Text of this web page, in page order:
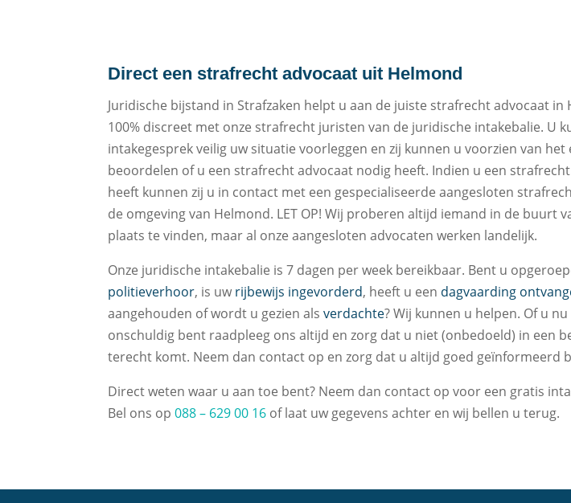
Direct een strafrecht advocaat uit Helmond
Juridische bijstand in Strafzaken helpt u aan de juiste strafrecht advocaat in
100% discreet met onze strafrecht juristen van de juridische intakebalie. U
intakegesprek veilig uw situatie voorleggen en zij kunnen u voorzien van het
beoordelen of u een strafrecht advocaat nodig heeft. Indien u een
heeft kunnen zij u in contact met een gespecialiseerde aangesloten
de omgeving van Helmond. LET OP! Wij proberen altijd iemand in de buurt
plaats te vinden, maar al onze aangesloten advocaten werken landelijk.
Onze juridische intakebalie is 7 dagen per week bereikbaar. Bent u
politieverhoor, is uw rijbewijs ingevorderd, heeft u een dagvaarding
aangehouden of wordt u gezien alsverdachte? Wij kunnen u helpen. Of u
onschuldig bent raadpleeg ons altijd en zorg dat u niet (onbedoeld) in een
terecht komt. Neem dan contact op en zorg dat u altijd goed geïnformeerd
Direct weten waar u aan toe bent? Neem dan contact op voor een gratis
Bel ons op088 – 629 00 16 of laat uw gegevens achter en wij bellen u terug.